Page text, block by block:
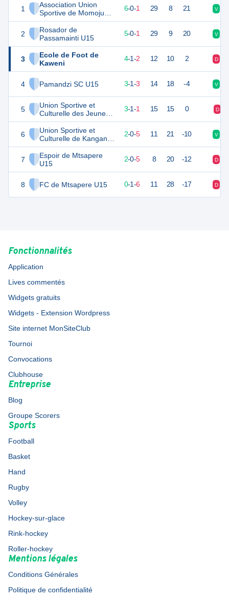
1
Association Union
Sportive de Momoju
U15
2
Rosador de
Passamainti U15
3
Ecole de Foot de
Kaweni
4 Pamandzi SC U15
5
Union Sportive et
Culturelle des Jeunes
Koungou U15
6
Union Sportive et
Culturelle de Kangani
U15
7
Espoir de Mtsapere
U15
8 FC de Mtsapere U15
18 6-0-1 29 8 21 V
15 5-0-1 29 9 20 V
13 4-1-2 12 10 2 D
10 3-1-3 14 18 -4 V
9 3-1-1 15 15 0 D
6 2-0-5 11 21 -10 V
6 2-0-5 8 20 -12 D
1 0-1-6 11 28 -17 D
Fonctionnalités
Application
Lives commentés
Widgets gratuits
Widgets - Extension Wordpress
Site internet MonSiteClub
Tournoi
Convocations
Clubhouse
Entreprise
Blog
Groupe Scorers
Sports
Football
Basket
Hand
Rugby
Volley
Hockey-sur-glace
Rink-hockey
Roller-hockey
Mentions légales
Conditions Générales
Politique de confidentialité